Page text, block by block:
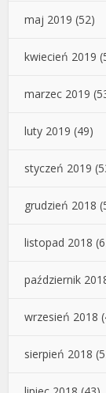
maj 2019 (52)
kwiecień 2019
marzec 2019
luty 2019 (49)
styczeń 2019
grudzień 2018
listopad 2018
październik
wrzesień 2018
sierpień 2018